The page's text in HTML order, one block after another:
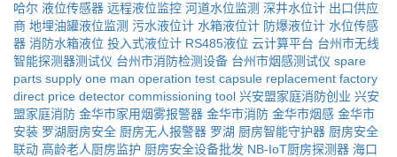
哈尔 液位传感器 远程液位监控 河道水位监测 深井水位计 出口供应
商 地埋油罐液位监测 污水液位计 水箱液位计 防爆液位计 水位传感
器 消防水箱液位 投入式液位计 RS485液位 云计算平台 台州市无线
智能探测器测试仪 台州市消防检测设备 台州市烟感测试仪 spare
parts supply one man operation test capsule replacement factory
direct price detector commissioning tool 兴安盟家庭消防创业 兴安
盟家庭消防 金华市家用烟雾报警器 金华市消防 金华市烟感 金华市
安装 罗湖厨房安全 厨房无人报警器 罗湖 厨房智能守护器 厨房安全
联动 高龄老人厨房监护 厨房安全设备批发 NB-IoT厨房探测器 海口